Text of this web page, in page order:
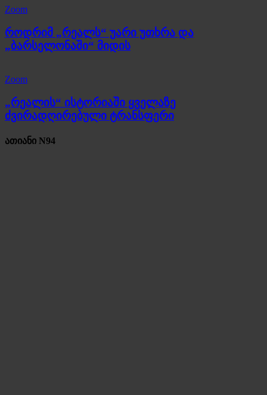
Zoom
როდრიმ „რეალს“ უარი უთხრა და
„ბარსელონაში“ მიდის
Zoom
„რეალის“ ისტორიაში ყველაზე
ძვირადღირებული ტრანსფერი
ათიანი N94